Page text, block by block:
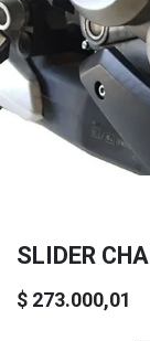
SLIDER
$ 273.000,01